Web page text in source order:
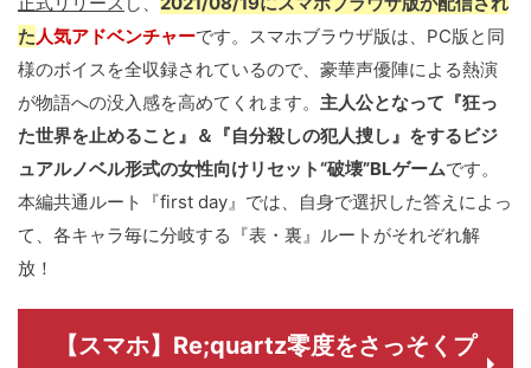
た人気アドベンチャーです。スマホブラウザ版は、PC版と同
様のボイスを全収録されているので、豪華声優陣による熱演
が物語への没入感を高めてくれます。 主人公となって『狂っ
た世界を止めること』＆『自分殺しの犯人捜し』をするビジ
ュアルノベル形式の女性向けリセット“破壊”BLゲームです。
本編共通ルート『first day』では、自身で選択した答えによっ
て、各キャラ毎に分岐する『表・裏』ルートがそれぞれ解
放！
【スマホ】Re;quartz零度をさっそくプ